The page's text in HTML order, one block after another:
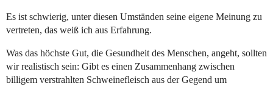
Es ist schwierig, unter diesen Umständen seine eigene Meinung zu
vertreten, das weiß ich aus Erfahrung.
Was das höchste Gut, die Gesundheit des Menschen, angeht, sollten
wir realistisch sein: Gibt es einen Zusammenhang zwischen
billigem verstrahlten Schweinefleisch aus der Gegend um